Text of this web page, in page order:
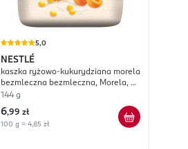
5,0
NESTLÉ
kaszka ryżowo-kukurydziana morela
bezmleczna bezmleczna, Morela, po
6. m-cu życia
144 g
6,99 zł
100 g = 4,85 zł